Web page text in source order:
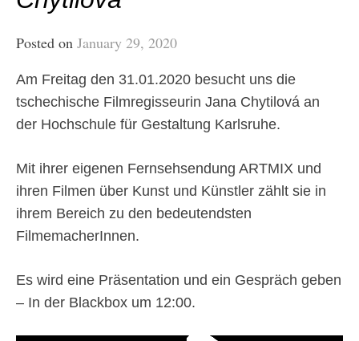
Posted on January 29, 2020
Am Freitag den 31.01.2020 besucht uns die
tschechische Filmregisseurin Jana Chytilová an
der Hochschule für Gestaltung Karlsruhe.
Mit ihrer eigenen Fernsehsendung ARTMIX und
ihren Filmen über Kunst und Künstler zählt sie in
ihrem Bereich zu den bedeutendsten
FilmemacherInnen.
Es wird eine Präsentation und ein Gespräch geben
– In der Blackbox um 12:00.